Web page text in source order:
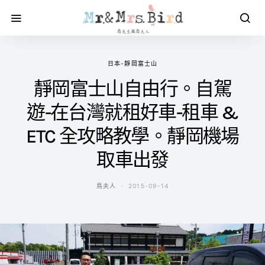
日本-靜岡富士山
靜岡富士山自由行。自駕
遊-在台灣就租好車-租車 &
ETC 全攻略教學。靜岡機場
取車出發
鳥夫人 2015-09-14